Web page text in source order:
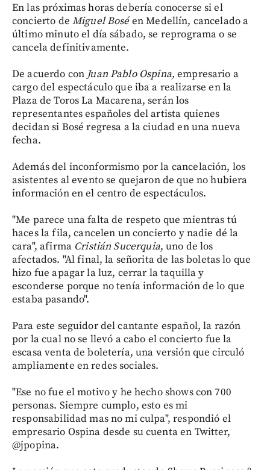
En las próximas horas debería conocerse si el
concierto de Miguel Boséen Medellín, cancelado a
último minuto el día sábado, se reprograma o se
cancela definitivamente.
De acuerdo con Juan Pablo Ospina, empresario a
cargo del espectáculo que iba a realizarse en la
Plaza de Toros La Macarena, serán los
representantes españoles del artista quienes
decidan si Bosé regresa a la ciudad en una nueva
fecha.
Además del inconformismo por la cancelación, los
asistentes al evento se quejaron de que no hubiera
información en el centro de espectáculos.
"Me parece una falta de respeto que mientras tú
haces la fila, cancelen un concierto y nadie dé la
cara", afirma Cristián Sucerquia, uno de los
afectados. "Al final, la señorita de las boletas lo que
hizo fue apagar la luz, cerrar la taquilla y
esconderse porque no tenía información de lo que
estaba pasando".
Para este seguidor del cantante español, la razón
por la cual no se llevó a cabo el concierto fue la
escasa venta de boletería, una versión que circuló
ampliamente en redes sociales.
"Ese no fue el motivo y he hecho shows con 700
personas. Siempre cumplo, esto es mi
responsabilidad mas no mi culpa", respondió el
empresario Ospina desde su cuenta en Twitter,
@jpopina.